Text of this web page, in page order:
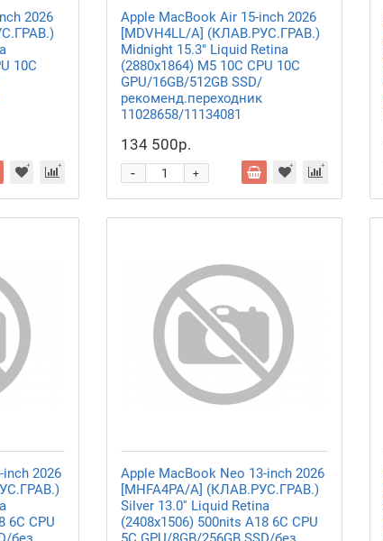
2026
10C
Apple MacBook Air 15-inch 2026
[MDVH4LL/A] (КЛАВ.РУС.ГРАВ.)
Midnight 15.3" Liquid Retina
(2880x1864) M5 10C CPU 10C
GPU/16GB/512GB SSD/
рекоменд.переходник
11028658/11134081
134 500р.
+
-
2026
6C CPU
Apple MacBook Neo 13-inch 2026
[MHFA4PA/A] (КЛАВ.РУС.ГРАВ.)
Silver 13.0'' Liquid Retina
(2408x1506) 500nits A18 6C CPU